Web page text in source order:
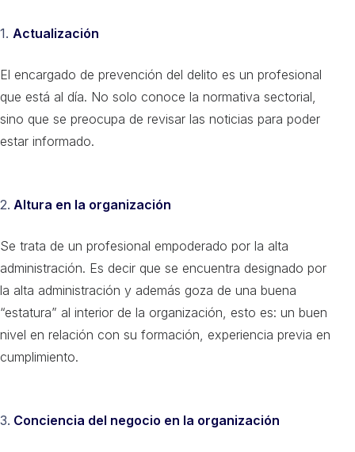
1. Actualización
El encargado de prevención del delito es un profesional
que está al día. No solo conoce la normativa sectorial,
sino que se preocupa de revisar las noticias para poder
estar informado.
2. Altura en la organización
Se trata de un profesional empoderado por la alta
administración. Es decir que se encuentra designado por
la alta administración y además goza de una buena
“estatura” al interior de la organización, esto es: un buen
nivel en relación con su formación, experiencia previa en
cumplimiento.
3. Conciencia del negocio en la organización